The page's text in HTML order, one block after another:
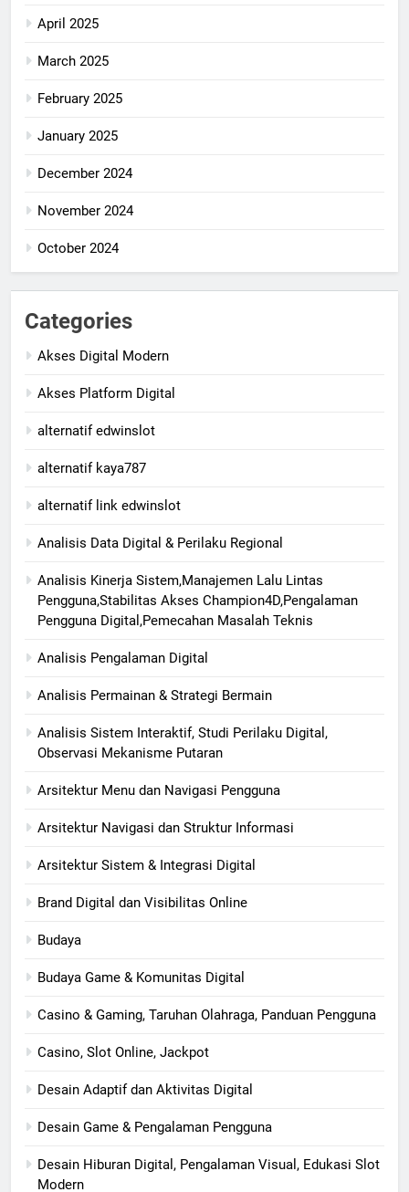
April 2025
March 2025
February 2025
January 2025
December 2024
November 2024
October 2024
Categories
Akses Digital Modern
Akses Platform Digital
alternatif edwinslot
alternatif kaya787
alternatif link edwinslot
Analisis Data Digital & Perilaku Regional
Analisis Kinerja Sistem,Manajemen Lalu Lintas
Pengguna,Stabilitas Akses Champion4D,Pengalaman
Pengguna Digital,Pemecahan Masalah Teknis
Analisis Pengalaman Digital
Analisis Permainan & Strategi Bermain
Analisis Sistem Interaktif, Studi Perilaku Digital,
Observasi Mekanisme Putaran
Arsitektur Menu dan Navigasi Pengguna
Arsitektur Navigasi dan Struktur Informasi
Arsitektur Sistem & Integrasi Digital
Brand Digital dan Visibilitas Online
Budaya
Budaya Game & Komunitas Digital
Casino & Gaming, Taruhan Olahraga, Panduan Pengguna
Casino, Slot Online, Jackpot
Desain Adaptif dan Aktivitas Digital
Desain Game & Pengalaman Pengguna
Desain Hiburan Digital, Pengalaman Visual, Edukasi Slot
Modern